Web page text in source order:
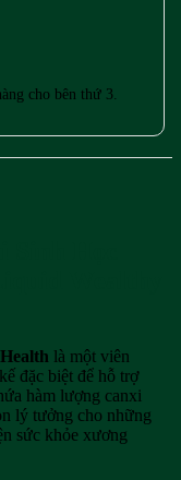
cho bên thứ 3.
là một viên
đặc biệt để hỗ trợ
hàm lượng canxi
lý tưởng cho những
sức khỏe xương